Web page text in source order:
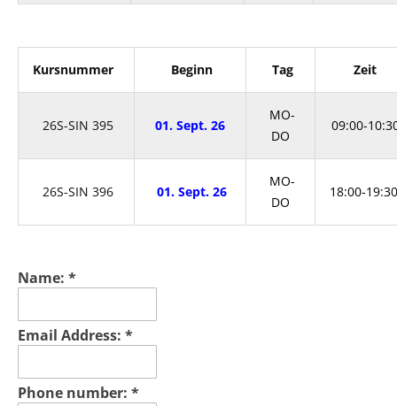
Kursnummer Beginn Tag Zeit
26S-SIN 395 01. Sept. 26
MO-
DO
09:00-
26S-SIN 396 01. Sept. 26
MO-
DO
18:00-19:30
Name: *
Email Address: *
Phone number: *